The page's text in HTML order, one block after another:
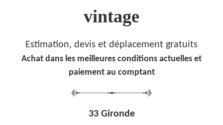
vintage
Estimation, devis et déplacement gratuits
Achat dans les meilleures conditions actuelles et
paiement au comptant
33 Gironde